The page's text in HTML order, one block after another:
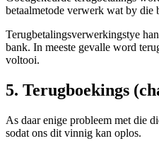
betaalmetode verwerk wat by die
Terugbetalingsverwerkingstye
bank. In meeste gevalle word
voltooi.
5. Terugboekings
As daar enige probleem met die
sodat ons dit vinnig kan oplos.